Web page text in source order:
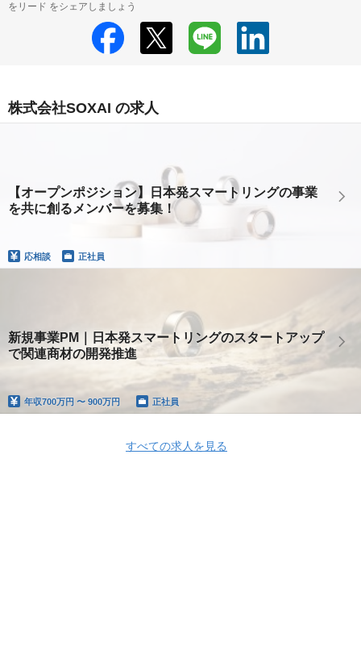
をリード をシェアしましょう
株式会社SOXAI の求人
【オープンポジション】日本発スマートリングの事業
を共に創るメンバーを募集！
応相談 正社員
新規事業PM｜日本発スマートリングのスタートアップ
で関連商材の開発推進
年収700万円 〜 900万円 正社員
すべての求人を見る